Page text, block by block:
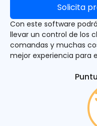
Solicita
Con este software
llevar un control de los
comandas y muchas
mejor experiencia para